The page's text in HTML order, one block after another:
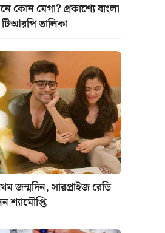
কোন মেগা? প্রকাশ্যে বাংলা
টিআরপি তালিকা
জন্মদিন, সারপ্রাইজ রেডি
শ্যামৌপ্তি